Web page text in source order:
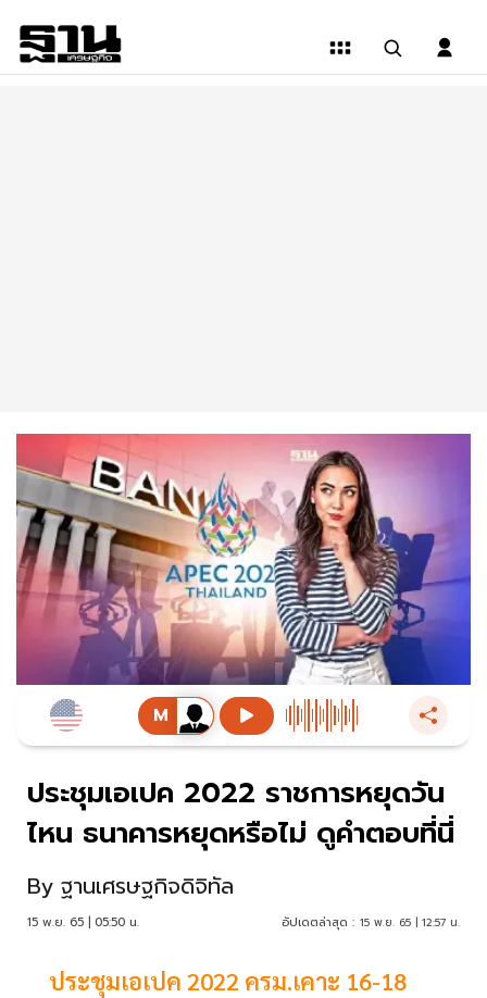
ประชุมเอเปค 2022 ราชการหยุดวัน
ไหน ธนาคารหยุดหรือไม่ ดูคำตอบที่นี่
By ฐานเศรษฐกิจดิจิทัล
15 พ.ย. 65 | 05:50 น. อัปเดตล่าสุด : 15 พ.ย. 65 | 12:57 น.
ประชุมเอเปค 2022 ครม.เคาะ 16-18